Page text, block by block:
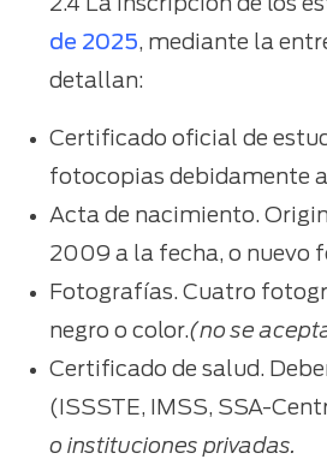
2.4 La inscripción de los
de 2025, mediante la
detallan:
Certificado oficial de
fotocopias debidamente
Acta de nacimiento.
2009 a la fecha, o nuevo
Fotografías. Cuatro
negro o color.(no se
Certificado de salud.
(ISSSTE, IMSS, SSA-
o instituciones privadas.